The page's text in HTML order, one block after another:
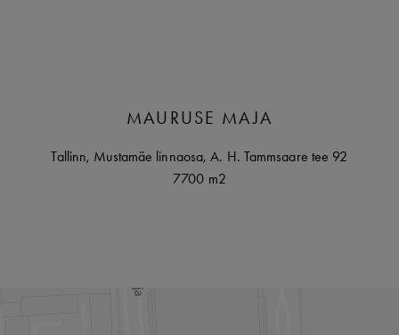
MAURUSE MAJA
Tallinn, Mustamäe linnaosa,A. H. Tammsaare tee 92
7700 m2